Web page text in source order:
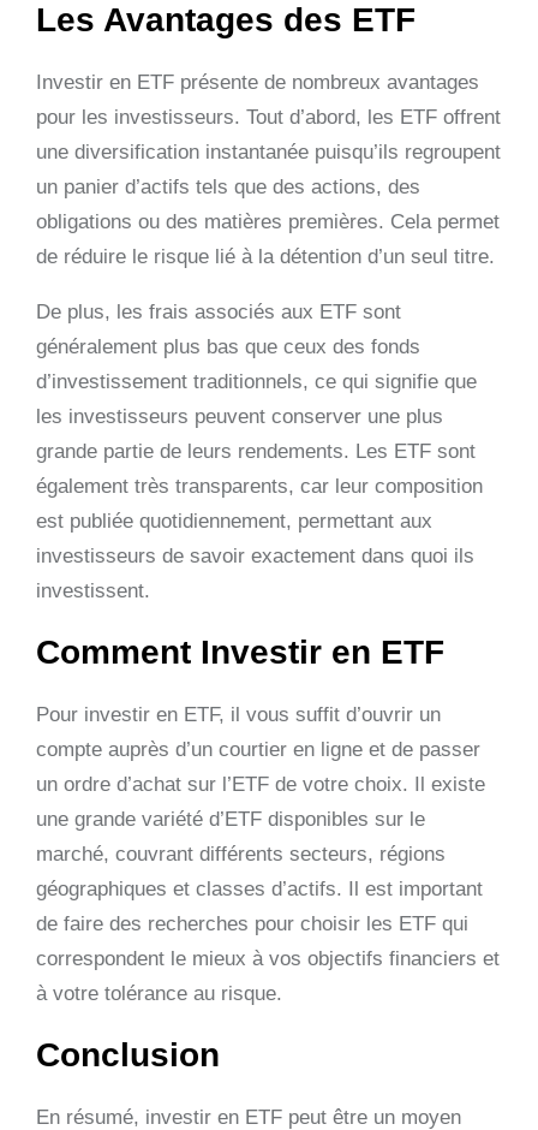
Les Avantages des ETF
Investir en ETF présente de nombreux avantages
pour les investisseurs. Tout d’abord, les ETF offrent
une diversification instantanée puisqu’ils regroupent
un panier d’actifs tels que des actions, des
obligations ou des matières premières. Cela permet
de réduire le risque lié à la détention d’un seul titre.
De plus, les frais associés aux ETF sont
généralement plus bas que ceux des fonds
d’investissement traditionnels, ce qui signifie que
les investisseurs peuvent conserver une plus
grande partie de leurs rendements. Les ETF sont
également très transparents, car leur composition
est publiée quotidiennement, permettant aux
investisseurs de savoir exactement dans quoi ils
investissent.
Comment Investir en ETF
Pour investir en ETF, il vous suffit d’ouvrir un
compte auprès d’un courtier en ligne et de passer
un ordre d’achat sur l’ETF de votre choix. Il existe
une grande variété d’ETF disponibles sur le
marché, couvrant différents secteurs, régions
géographiques et classes d’actifs. Il est important
de faire des recherches pour choisir les ETF qui
correspondent le mieux à vos objectifs financiers et
à votre tolérance au risque.
Conclusion
En résumé, investir en ETF peut être un moyen